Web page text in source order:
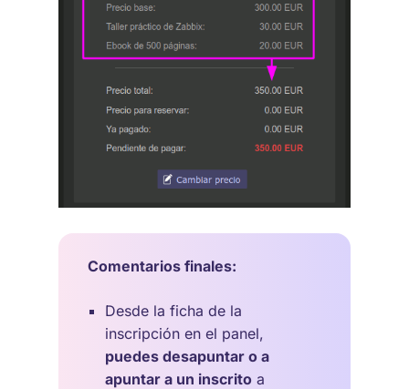
Comentarios finales:
Desde la ficha de la
inscripción en el panel,
puedes desapuntar o a
apuntar a un inscrito a